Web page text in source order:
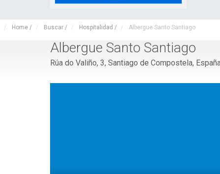
Home / Buscar / Hospitalidad / Albergue Santo Santiago
Albergue Santo Santiago
Rúa do Valiño, 3, Santiago de Compostela,